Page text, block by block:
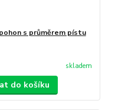
s průměrem pístu
skladem
do košíku